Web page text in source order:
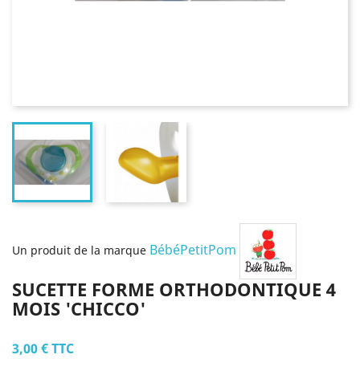
Un produit de la marque BébéPetitPom
SUCETTE FORME ORTHODONTIQUE 4
MOIS 'CHICCO'
3,00 €TTC